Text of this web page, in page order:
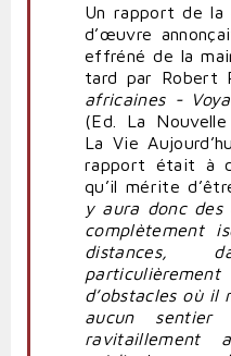
Un rapport de la
d’œuvre
effréné de la
tard par Robert
africaines -
(Ed. La
La Vie
rapport était à
qu’il mérite
y aura donc des
complètement
distances,
d’obstacles où il
aucun sentier
ravitaillement